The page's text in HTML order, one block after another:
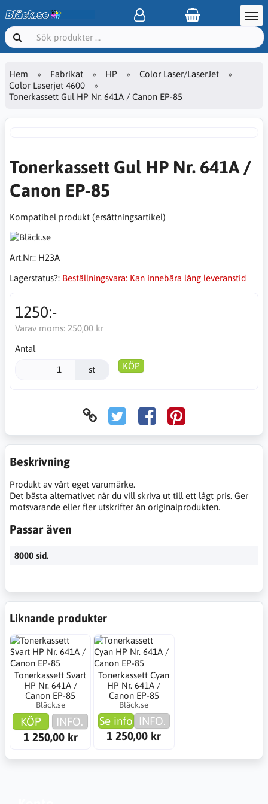
Hem Fabrikat HP
Color Laser/LaserJet
Color Laserjet 4600
Tonerkassett Gul HP Nr. 641A / Canon EP-85
Tonerkassett Gul HP Nr. 641A /
Canon EP-85
Kompatibel produkt (ersättningsartikel)
Art.Nr:: H23A
Lagerstatus?: Beställningsvara: Kan innebära lång leveranstid
1250:-
Varav moms: 250,00 kr
Antal
st KÖP
Beskrivning
Produkt av vårt eget varumärke.
Det bästa alternativet när du vill skriva ut till ett lågt pris. Ger
motsvarande eller fler utskrifter än originalprodukten.
Passar även
8000 sid.
Liknande produkter
Tonerkassett Svart
HP Nr. 641A /
Canon EP-85
Bläck.se
KÖP
INFO.
1 250,00 kr
Tonerkassett Cyan
HP Nr. 641A /
Canon EP-85
Bläck.se
Se info INFO.
1 250,00 kr